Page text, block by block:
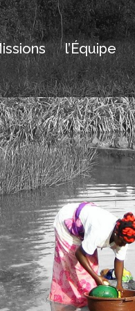
l’Équipe